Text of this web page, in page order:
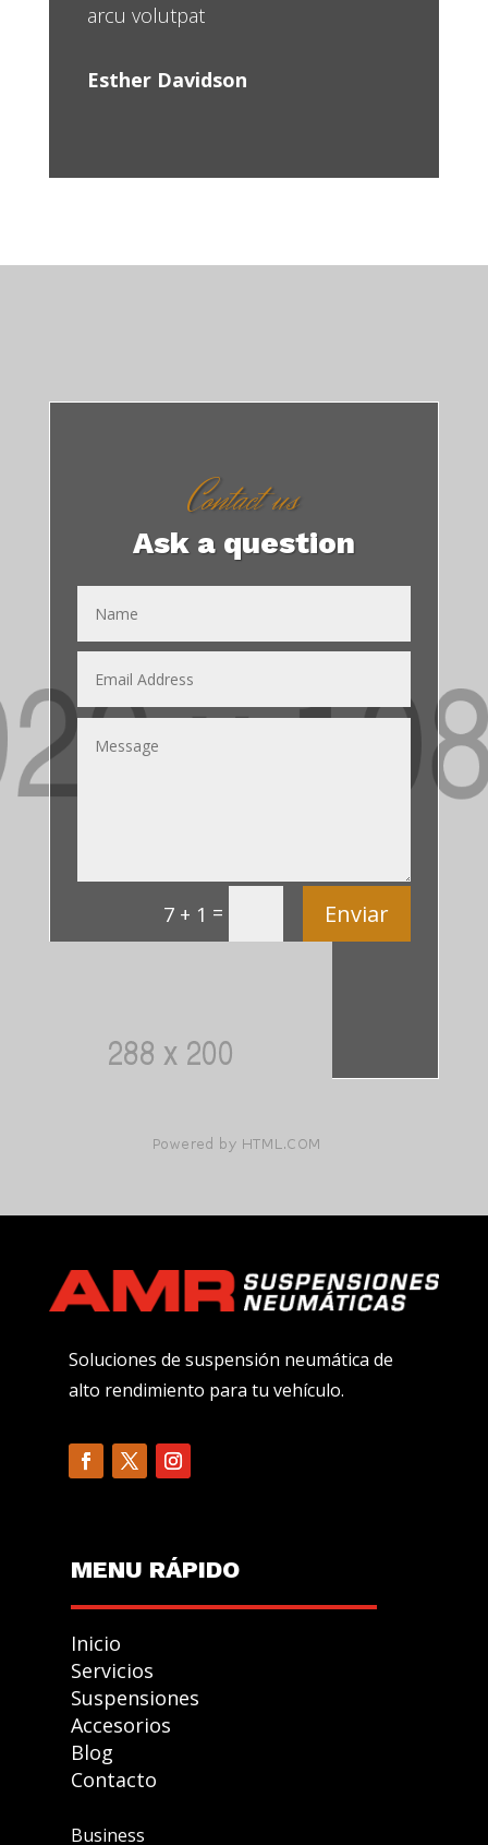
GESTIONAR
CONSENTIMIENTO
arcu volutpat
Esther Davidson
Contact us
Ask a question
7 + 1 = Enviar
Soluciones de suspensión neumática de
alto rendimiento para tu vehículo.
MENU RÁPIDO
Inicio
Servicios
Suspensiones
Accesorios
Blog
Contacto
Business